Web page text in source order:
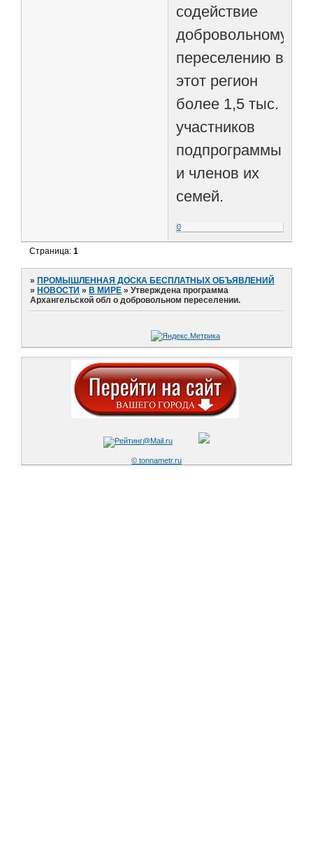
содействие
добровольному
переселению в
этот регион
более 1,5 тыс.
участников
подпрограммы
и членов их
семей.
0
Страница:1
» ПРОМЫШЛЕННАЯ ДОСКА БЕСПЛАТНЫХ ОБЪЯВЛЕНИЙ
» НОВОСТИ » В МИРЕ »Утверждена программа
Архангельской обл о добровольном переселении.
© tonnametr.ru